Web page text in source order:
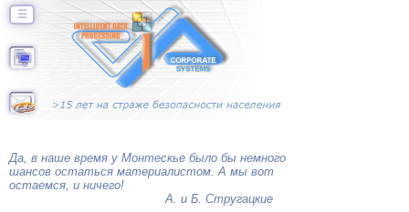
☰
Да, в наше время у Монтескье было бы немного
шансов остаться материалистом. А мы вот
остаемся, и ничего!
А. и Б. Стругацкие